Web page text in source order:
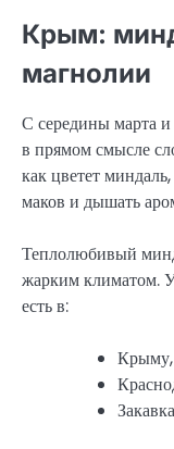
Крым:
магнолии
С середины марта
в прямом смысле
как цветет
маков и дышать
Теплолюбивый
жарким климатом.
есть в:
Крыму,